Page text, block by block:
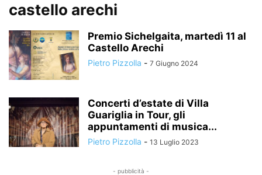
castello arechi
Premio Sichelgaita, martedì 11 al
Castello Arechi
Pietro Pizzolla - 7 Giugno 2024
Concerti d’estate di Villa
Guariglia in Tour, gli
appuntamenti di musica...
Pietro Pizzolla - 13 Luglio 2023
- pubblicità -